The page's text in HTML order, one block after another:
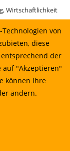
Wirtschaftlichkeit
und
und
von
diese
der
auf "Akzeptieren"
können Ihre
ändern.